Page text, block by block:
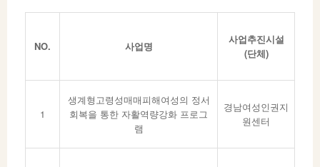
NO. 사업명
사업추진시설
(단체)
1
생계형고령성매매피해여성의 정서
회복을 통한 자활역량강화 프로그
램
경남여성인권지
원센터